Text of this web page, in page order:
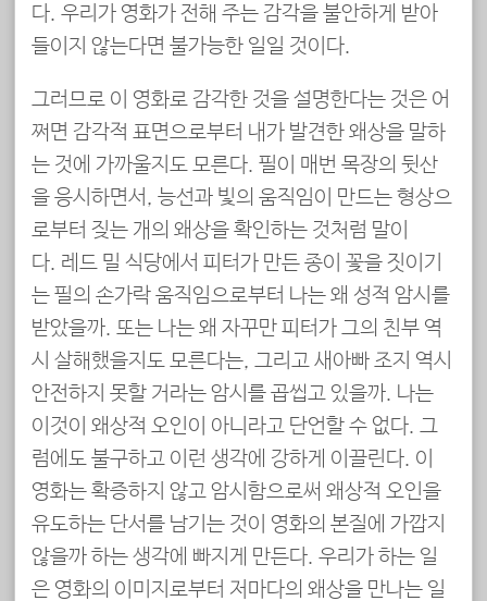
다. 우리가 영화가 전해 주는 감각을 불안하게 받아
들이지 않는다면 불가능한 일일 것이다.
그러므로 이 영화로 감각한 것을 설명한다는 것은 어
쩌면 감각적 표면으로부터 내가 발견한 왜상을 말하
는 것에 가까울지도 모른다. 필이 매번 목장의 뒷산
을 응시하면서, 능선과 빛의 움직임이 만드는 형상으
로부터 짖는 개의 왜상을 확인하는 것처럼 말이
다. 레드 밀 식당에서 피터가 만든 종이 꽃을 짓이기
는 필의 손가락 움직임으로부터 나는 왜 성적 암시를
받았을까. 또는 나는 왜 자꾸만 피터가 그의 친부 역
시 살해했을지도 모른다는, 그리고 새아빠 조지 역시
안전하지 못할 거라는 암시를 곱씹고 있을까. 나는
이것이 왜상적 오인이 아니라고 단언할 수 없다. 그
럼에도 불구하고 이런 생각에 강하게 이끌린다. 이
영화는 확증하지 않고 암시함으로써 왜상적 오인을
유도하는 단서를 남기는 것이 영화의 본질에 가깝지
않을까 하는 생각에 빠지게 만든다. 우리가 하는 일
은 영화의 이미지로부터 저마다의 왜상을 만나는 일